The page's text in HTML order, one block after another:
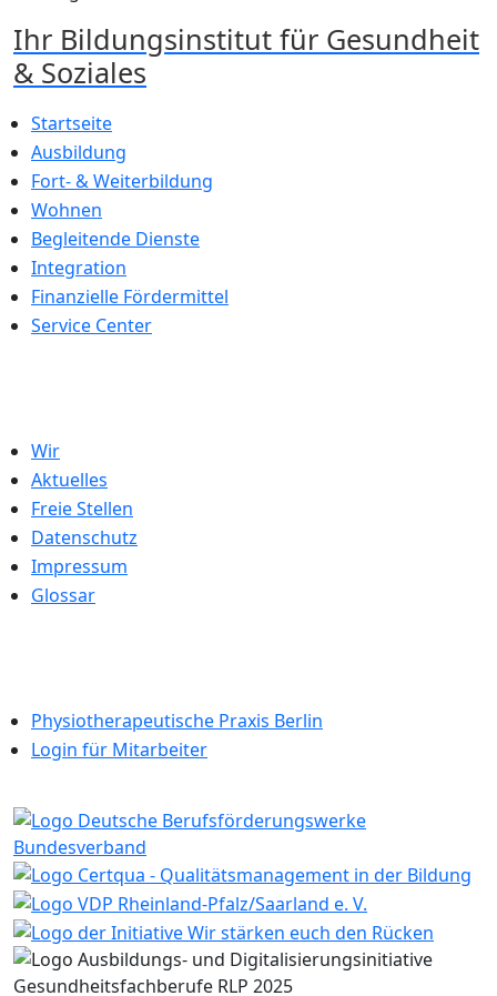
Ihr Bildungsinstitut für Gesundheit
& Soziales
Startseite
Ausbildung
Fort- & Weiterbildung
Wohnen
Begleitende Dienste
Integration
Finanzielle Fördermittel
Service Center
Wir
Aktuelles
Freie Stellen
Datenschutz
Impressum
Glossar
Physiotherapeutische Praxis Berlin
Login für Mitarbeiter